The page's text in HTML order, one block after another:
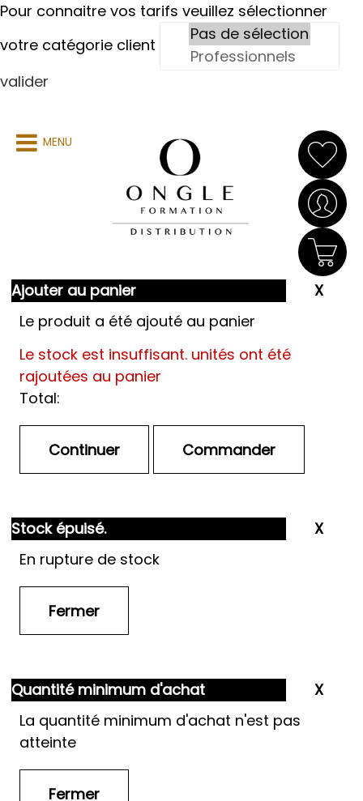
Pour connaitre vos tarifs veuillez sélectionner
votre catégorie client
valider
MENU
Ajouter au panier
Le produit a été ajouté au panier
Le stock est insuffisant. unités ont été
rajoutées au panier
Total:
Stock épuisé.
En rupture de stock
Quantité minimum d'achat
La quantité minimum d'achat n'est pas
atteinte